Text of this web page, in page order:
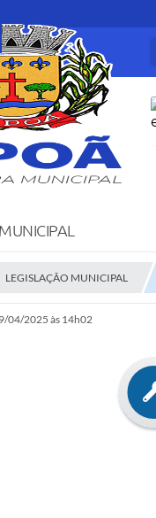
LEGISLAÇÃO MUNICIPAL
04/2025 às 14h02